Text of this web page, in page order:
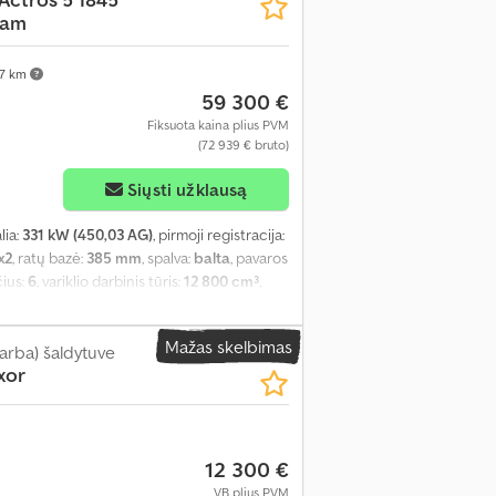
2023-08-21 Stabilumo kontrolės
Priekinės ašies padangos 315/70 R22.5.
Gamyklinis penktojo rato sukabinimo
ratų išdėstymas 4x2. 790 l + 120 l
Antras bakas, 430 l, dešinėje, 735 x 700 x
duomenų centras 7. Sąsaja
Halogeniniai rūko žibintai. LED dienos
dešinė - 12 mm Galinė kairė vidinė - 11
- 10 mm
km
59 300 €
Fiksuota kaina plius PVM
(72 939 € bruto)
Siųsti užklausą
331 kW (450,03 AG), pirmoji registracija:
, ratų bazė: 385 mm, spalva: balta, pavaros
6, variklio darbinis tūris:12 800 cm³,
stiprintuvas
sistema. L formos kabina BigSpace,
Variklis OM471, 6 cilindrų eilėje,
PowerShift 3“. Transmisija G211-12/14.93-
komfortas. Porankiai iš abiejų pusių,
gulta. Papildomas karšto vandens
„Continental VDO 4.1“ išmanusis
sistema (ESP). Eismo juostos laikymosi
Mažas skelbimas
šaldytuve
12 300 €
VB plius PVM